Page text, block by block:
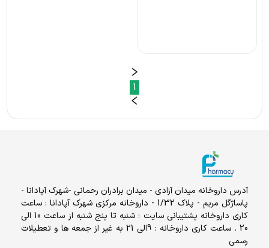
1
آدرس داروخانه میدان آزادی - میدان برادران رحمانی -شهرک آپادانا -
پاساژگل مریم - پلاک 1/32 - داروخانه مرکزی شهرک آپادانا : ساعت
کاری داروخانه پشتیبانی سایت : شنبه تا پنج شنبه از ساعت 10 الی
20 . ساعت کاری داروخانه : 9الی 21 به غیر از جمعه ها و تعطیلات
رسمی